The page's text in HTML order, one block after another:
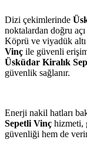
Dizi çekimlerinde
noktalardan doğru
Köprü ve viyadük altı
Vinç ile güvenli
Üsküdar Kiralık
güvenlik sağlanır.
Enerji nakil hatları
Sepetli Vinç hizmeti,
güvenliği hem de